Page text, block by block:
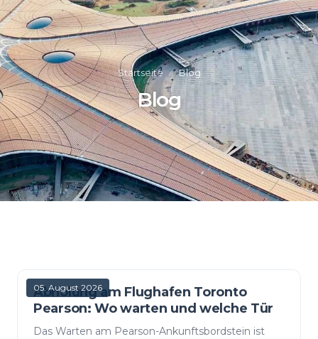
Startseite » Blog
Blog
05. August 2026
Abholung am Flughafen Toronto
Pearson: Wo warten und welche Tür
Das Warten am Pearson-Ankunftsbordstein ist